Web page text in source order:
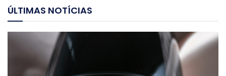
ÚLTIMAS NOTÍCIAS